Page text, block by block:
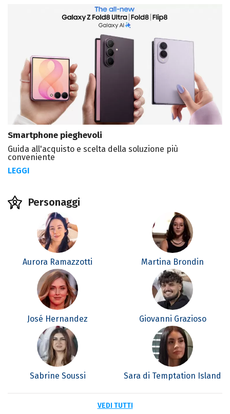
Smartphone pieghevoli
Guida all'acquisto e scelta della soluzione più
conveniente
LEGGI
Personaggi
Aurora Ramazzotti Martina Brondin
José Hernandez Giovanni Grazioso
Sabrine Soussi Sara di Temptation Island
VEDI TUTTI